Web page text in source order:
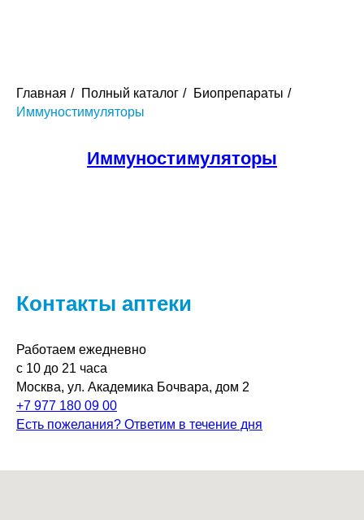
Главная / Полный каталог / Биопрепараты /
Иммуностимуляторы
Иммуностимуляторы
Контакты аптеки
Работаем ежедневно
с 10 до 21 часа
Москва, ул. Академика Бочвара, дом 2
+7 977 180 09 00
Есть пожелания? Ответим в течение дня